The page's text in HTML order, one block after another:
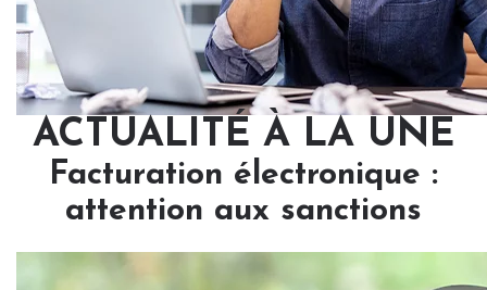
ACTUALITÉ À LA UNE
Facturation électronique :
attention aux sanctions